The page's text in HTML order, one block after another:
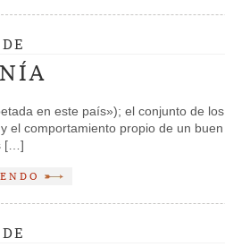
en este país»); el conjunto de los
el comportamiento propio de un buen
[…]